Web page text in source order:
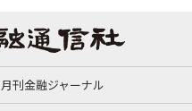
月刊金融ジャーナル